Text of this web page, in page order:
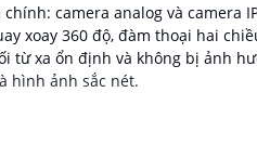
camera analog và
xoay 360 độ, đàm thoại hai
xa ổn định và không bị ảnh
hình ảnh sắc nét.